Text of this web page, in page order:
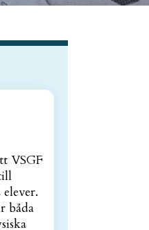
VSGF
båda